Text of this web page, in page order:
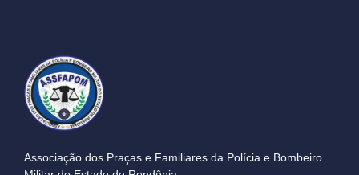
Associação dos Praças e Familiares da Polícia e Bombeiro